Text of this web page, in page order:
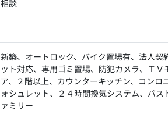
相談
新築、オートロック、バイク置場有、法人
ット対応、専用ゴミ置場、防犯カメラ、Ｔ
ア、２階以上、カウンターキッチン、コン
ォシュレット、２４時間換気システム、バ
ァミリー